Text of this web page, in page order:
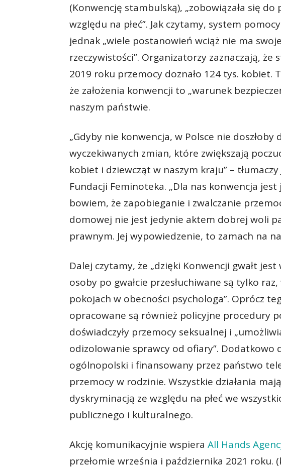
(Konwencję stambulską), „zobowiązała się do
względu na płeć”. Jak czytamy, system
jednak „wiele postanowień wciąż nie ma
rzeczywistości”. Organizatorzy zaznaczają,
2019 roku przemocy doznało 124 tys. kobiet.
że założenia konwencji to „warunek
naszym państwie.
„Gdyby nie konwencja, w Polsce nie doszłoby
wyczekiwanych zmian, które zwiększają
kobiet i dziewcząt w naszym kraju” –
Fundacji Feminoteka. „Dla nas konwencja
bowiem, że zapobieganie i zwalczanie
domowej nie jest jedynie aktem dobrej woli
prawnym. Jej wypowiedzenie, to zamach na
Dalej czytamy, że „dzięki Konwencji gwałt
osoby po gwałcie przesłuchiwane są tylko
pokojach w obecności psychologa”. Oprócz
opracowane są również policyjne procedury
doświadczyły przemocy seksualnej i
odizolowanie sprawcy od ofiary”. Dodatkowo
ogólnopolski i finansowany przez państwo
przemocy w rodzinie. Wszystkie działania
dyskryminacją ze względu na płeć we
publicznego i kulturalnego.
Akcję komunikacyjnie wspiera All Hands
przełomie września i października 2021 roku.